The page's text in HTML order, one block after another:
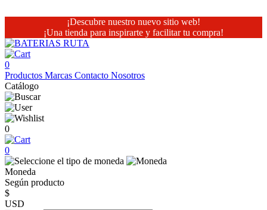
¡Descubre nuestro nuevo sitio web!
¡Una tienda para inspirarte y facilitar tu compra!
0
Productos Marcas Contacto Nosotros
Catálogo
0
0
Moneda
Según producto
$
USD